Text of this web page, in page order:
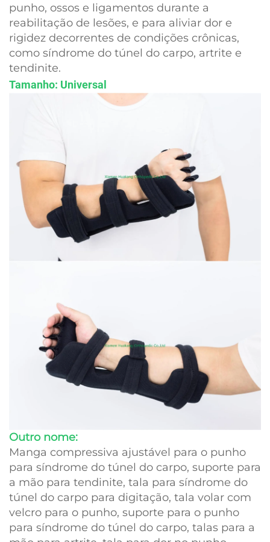
punho, ossos e ligamentos durante a
reabilitação de lesões, e para aliviar dor e
rigidez decorrentes de condições crônicas,
como síndrome do túnel do carpo, artrite e
tendinite.
Tamanho: Universal
Outro nome:
Manga compressiva ajustável para o punho
para síndrome do túnel do carpo, suporte para
a mão para tendinite, tala para síndrome do
túnel do carpo para digitação, tala volar com
velcro para o punho, suporte para o punho
para síndrome do túnel do carpo, talas para a